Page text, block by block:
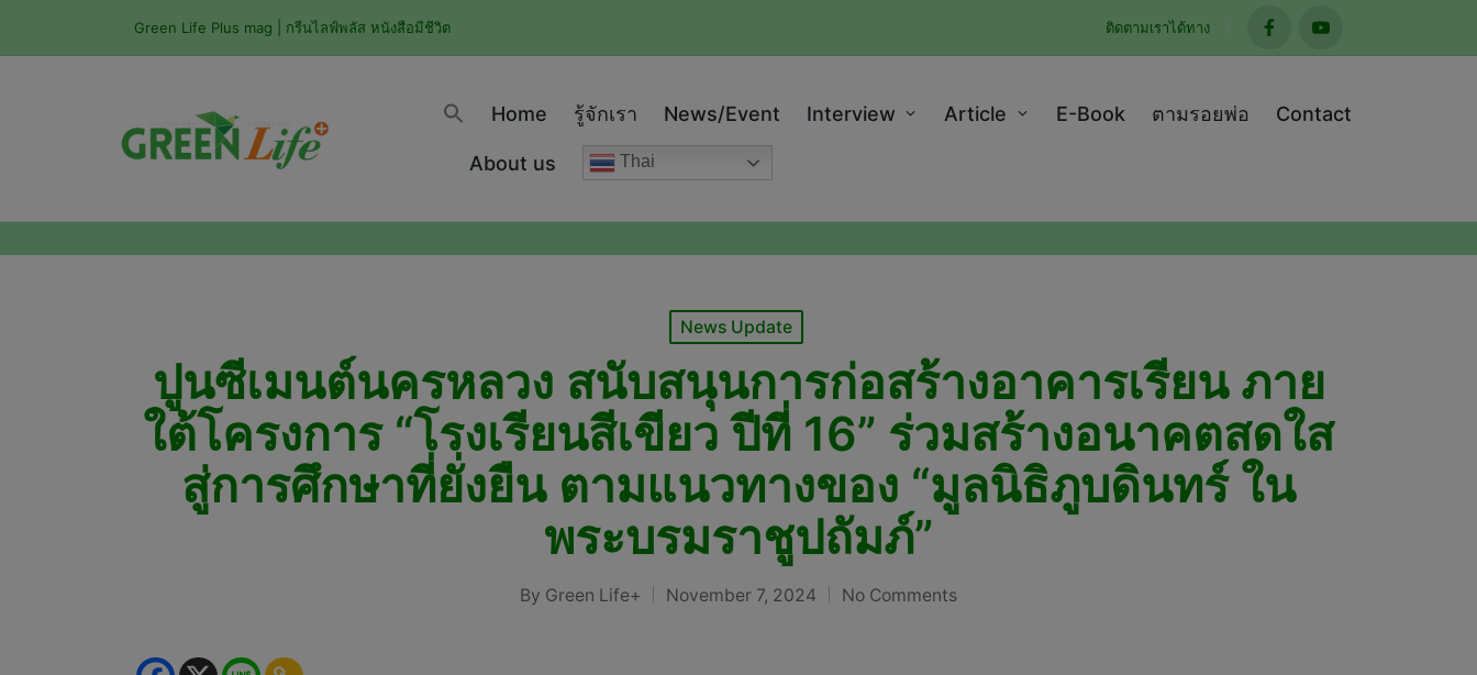
Green Life Plus mag | กรีนไลฟ์พลัส หนังสือมีชีวิต ติดตามเราได้ทาง
facebookyoutube
Home รู้จักเรา News/Event Interview Article E-Book ตามรอยพ่อ Contact
About us Thai
Posted
News Update
ปูนซีเมนต์นครหลวง สนับสนุนการก่อสร้างอาคารเรียน ภาย
ใต้โครงการ “โรงเรียนสีเขียว ปีที่ 16” ร่วมสร้างอนาคตสดใส
สู่การศึกษาที่ยั่งยืน ตามแนวทางของ “มูลนิธิภูบดินทร์ ใน
พระบรมราชูปถัมภ์”
Posted
By Green Life+ November 7, 2024 No Comments